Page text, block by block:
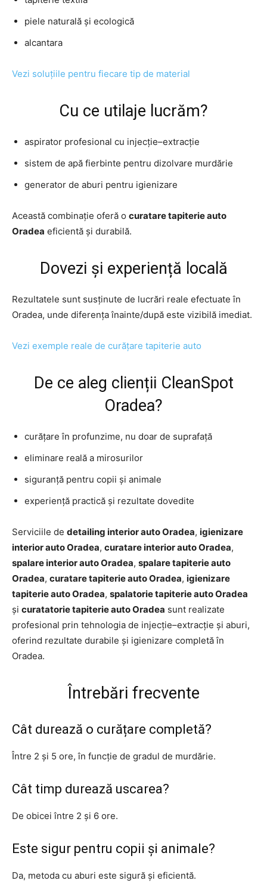
piele naturală și ecologică
alcantara
Vezi soluțiile pentru fiecare tip de material
Cu ce utilaje lucrăm?
aspirator profesional cu injecție–extracție
sistem de apă fierbinte pentru dizolvare murdărie
generator de aburi pentru igienizare
Această combinație oferă o curatare tapiterie auto
Oradea eficientă și durabilă.
Dovezi și experiență locală
Rezultatele sunt susținute de lucrări reale efectuate în
Oradea, unde diferența înainte/după este vizibilă imediat.
Vezi exemple reale de curățare tapiterie auto
De ce aleg clienții CleanSpot
Oradea?
curățare în profunzime, nu doar de suprafață
eliminare reală a mirosurilor
siguranță pentru copii și animale
experiență practică și rezultate dovedite
Serviciile de detailing interior auto Oradea, igienizare
interior auto Oradea, curatare interior auto Oradea,
spalare interior auto Oradea, spalare tapiterie auto
Oradea, curatare tapiterie auto Oradea, igienizare
tapiterie auto Oradea, spalatorie tapiterie auto Oradea
și curatatorie tapiterie auto Oradea sunt realizate
profesional prin tehnologia de injecție–extracție și aburi,
oferind rezultate durabile și igienizare completă în
Oradea.
Întrebări frecvente
Cât durează o curățare completă?
Între 2 și 5 ore, în funcție de gradul de murdărie.
Cât timp durează uscarea?
De obicei între 2 și 6 ore.
Este sigur pentru copii și animale?
Da, metoda cu aburi este sigură și eficientă.